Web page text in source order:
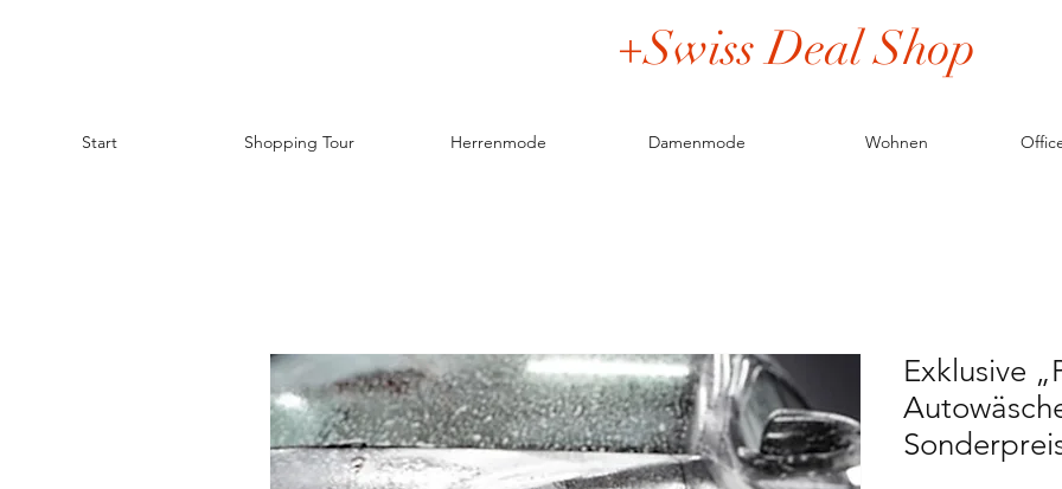
+Swiss Deal Shop
Start Shopping Tour Herrenmode Damenmode Wohnen
Exklusive